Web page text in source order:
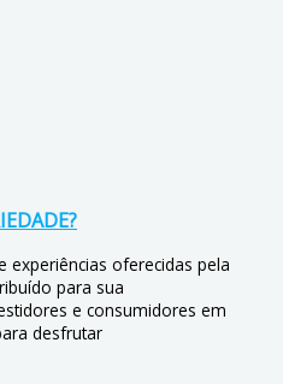
experiências oferecidas pela
para sua
e consumidores em
desfrutar